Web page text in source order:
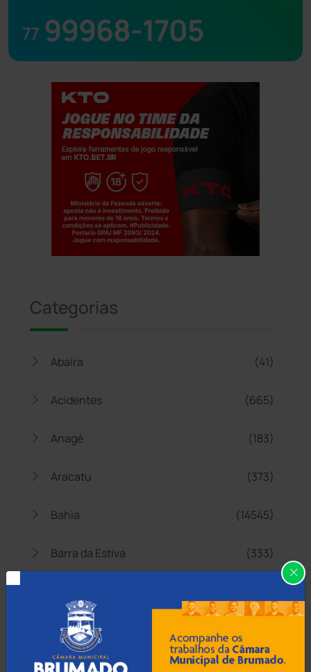
77 99968-1705
Categorias
Abaíra (41)
Acidentes (665)
Anagé (183)
Aracatu (373)
Bahia (14545)
Barra da Estiva (333)
Belo Campo
Bom Jesus da Lapa (506)